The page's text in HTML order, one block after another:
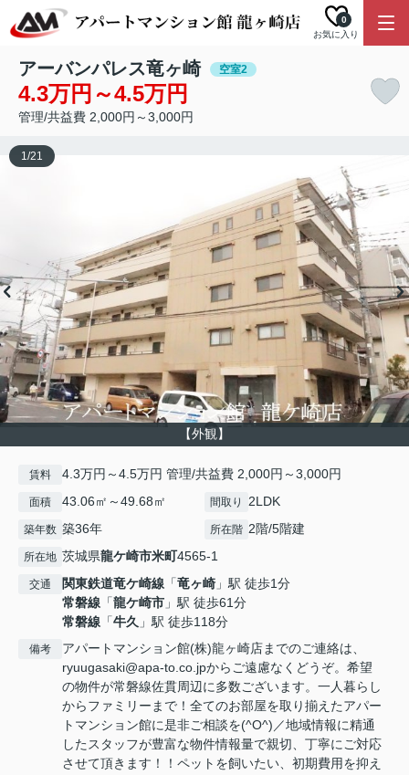
お気に入り
0
アーバンパレス竜ヶ崎 空室2
4.3万円～4.5万円
管理/共益費 2,000円～3,000円
【外観】
1/21
賃料 4.3万円～4.5万円 管理/共益費 2,000円～3,000円
面積 43.06㎡～49.68㎡ 間取り 2LDK
築年数 築36年 所在階 2階/5階建
所在地 茨城県龍ケ崎市米町4565-1
交通 関東鉄道竜ケ崎線 「竜ヶ崎 」駅 徒歩1分
常磐線 「龍ケ崎市 」駅 徒歩61分
常磐線 「牛久 」駅 徒歩118分
備考
アパートマンション館(株)龍ヶ崎店までのご連絡は、
ryuugasaki@apa-to.co.jpからご遠慮なくどうぞ。希望
の物件が常磐線佐貫周辺に多数ございます。一人暮らし
からファミリーまで！全てのお部屋を取り揃えたアパー
トマンション館に是非ご相談を(^O^)／地域情報に精通
したスタッフが豊富な物件情報量で親切、丁寧にご対応
させて頂きます！！ペットを飼いたい、初期費用を抑え